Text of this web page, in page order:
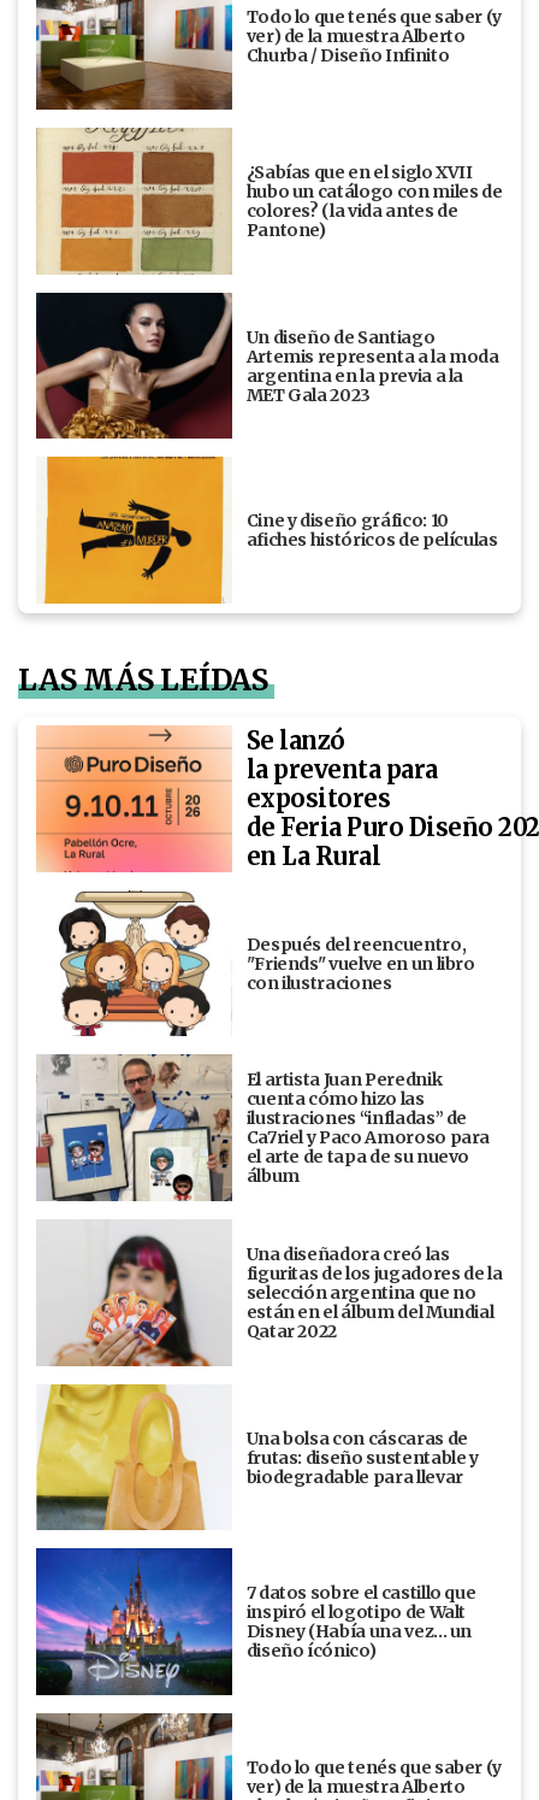
Todo lo que tenés que saber (y
ver) de la muestra Alberto
Churba / Diseño Infinito
¿Sabías que en el siglo XVII
hubo un catálogo con miles de
colores? (la vida antes de
Pantone)
Un diseño de Santiago
Artemis representa a la moda
argentina en la previa a la
MET Gala 2023
Cine y diseño gráfico: 10
afiches históricos de películas
LAS MÁS LEÍDAS
Se lanzó
la preventa para
expositores
de Feria Puro Diseño
en La Rural
Después del reencuentro,
"Friends" vuelve en un libro
con ilustraciones
El artista Juan Perednik
cuenta cómo hizo las
ilustraciones “infladas” de
Ca7riel y Paco Amoroso para
el arte de tapa de su nuevo
álbum
Una diseñadora creó las
figuritas de los jugadores de la
selección argentina que no
están en el álbum del Mundial
Qatar 2022
Una bolsa con cáscaras de
frutas: diseño sustentable y
biodegradable para llevar
7 datos sobre el castillo que
inspiró el logotipo de Walt
Disney (Había una vez... un
diseño ícónico)
Todo lo que tenés que saber (y
ver) de la muestra Alberto